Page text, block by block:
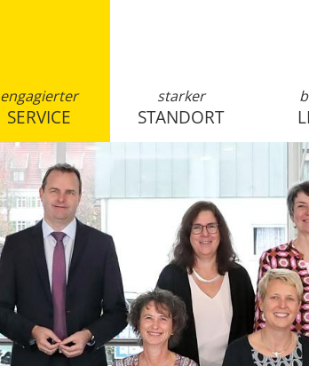
engagierter
SERVICE
starker
STANDORT